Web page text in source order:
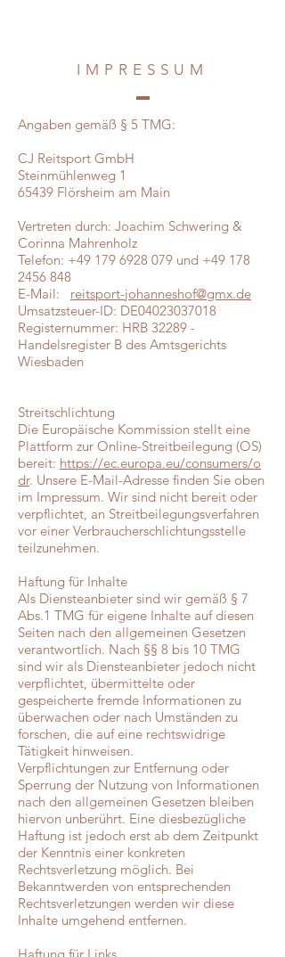
IMPRESSUM
Angaben gemäß § 5 TMG:
CJ Reitsport GmbH
Steinmühlenweg 1
65439 Flörsheim am Main
Vertreten durch: Joachim Schwering &
Corinna Mahrenholz
Telefon: +49 179 6928 079 und +49 178
2456 848
E-Mail: reitsport-johanneshof@gmx.de
Umsatzsteuer-ID: DE04023037018
Registernummer: HRB 32289 -
Handelsregister B des Amtsgerichts
Wiesbaden
Streitschlichtung
Die Europäische Kommission stellt eine
Plattform zur Online-Streitbeilegung (OS)
bereit: https://ec.europa.eu/consumers/o
dr. Unsere E-Mail-Adresse finden Sie oben
im Impressum. Wir sind nicht bereit oder
verpflichtet, an Streitbeilegungsverfahren
vor einer Verbraucherschlichtungsstelle
teilzunehmen.
Haftung für Inhalte
Als Diensteanbieter sind wir gemäß § 7
Abs.1 TMG für eigene Inhalte auf diesen
Seiten nach den allgemeinen Gesetzen
verantwortlich. Nach §§ 8 bis 10 TMG
sind wir als Diensteanbieter jedoch nicht
verpflichtet, übermittelte oder
gespeicherte fremde Informationen zu
überwachen oder nach Umständen zu
forschen, die auf eine rechtswidrige
Tätigkeit hinweisen.
Verpflichtungen zur Entfernung oder
Sperrung der Nutzung von Informationen
nach den allgemeinen Gesetzen bleiben
hiervon unberührt. Eine diesbezügliche
Haftung ist jedoch erst ab dem Zeitpunkt
der Kenntnis einer konkreten
Rechtsverletzung möglich. Bei
Bekanntwerden von entsprechenden
Rechtsverletzungen werden wir diese
Inhalte umgehend entfernen.